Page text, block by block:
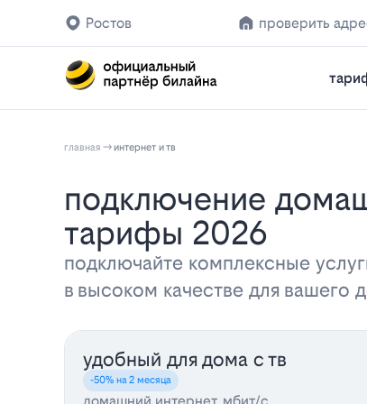
Ростов проверить
главная интернет и тв
Подключение домашнего интернета и телевидения Билайн в Ростове:
тарифы 2026
подключайте комплексные
в высоком качестве для
удобный для дома с тв
-50% на 2 месяца